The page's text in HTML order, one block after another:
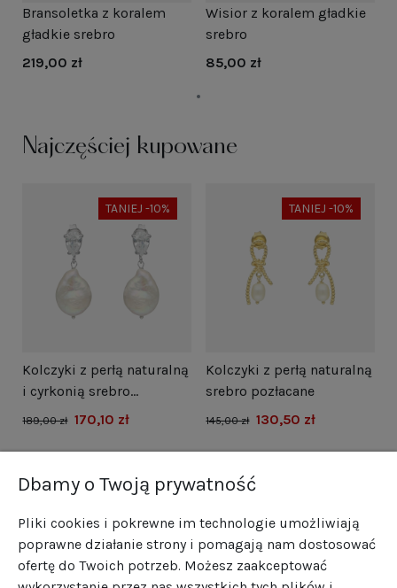
Bransoletka z koralem
gładkie srebro
219,00 zł
Wisior z koralem gładkie
srebro
85,00 zł
Najczęściej kupowane
TANIEJ -10%
Kolczyki z perłą naturalną
i cyrkonią srebro
rodowane
189,00 zł 170,10 zł
TANIEJ -10%
Kolczyki z perłą naturalną
srebro pozłacane
145,00 zł 130,50 zł
Dbamy o Twoją prywatność
Pliki cookies i pokrewne im technologie umożliwiają
poprawne działanie strony i pomagają nam dostosować
ofertę do Twoich potrzeb. Możesz zaakceptować